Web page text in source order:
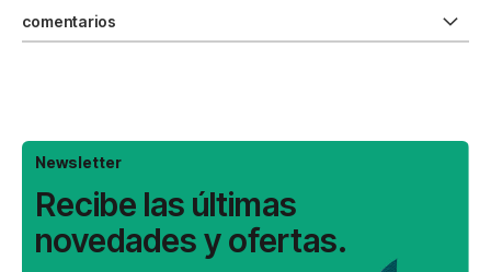
comentarios
Newsletter
Recibe las últimas
novedades y ofertas.